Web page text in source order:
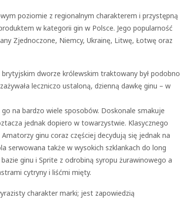
poziomie z regionalnym charakterem i przystępną
w kategorii gin w Polsce. Jego popularność
Zjednoczone, Niemcy, Ukrainę, Litwę, Łotwę oraz
dworze królewskim traktowany był podobno
leczniczo ustaloną, dzienną dawkę ginu – w
na bardzo wiele sposobów. Doskonale smakuje
jednak dopiero w towarzystwie. Klasycznego
ginu coraz częściej decydują się jednak na
serwowana także w wysokich szklankach do long
ginu i Sprite z odrobiną syropu żurawinowego a
cytryny i liśćmi mięty.
charakter marki; jest zapowiedzią